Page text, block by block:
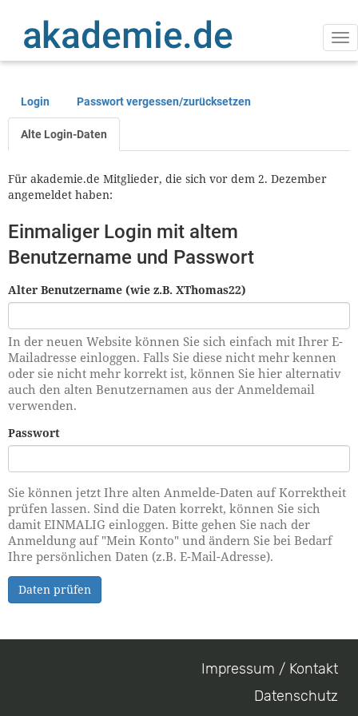
Inhalt
Primäre
Reiter
Login Passwort vergessen/zurücksetzen
Alte Login-Daten
Für akademie.de Mitglieder, die sich vor dem 2. Dezember
angemeldet haben:
Einmaliger Login mit altem
Benutzername und Passwort
Alter Benutzername (wie z.B. XThomas22)
In der neuen Website können Sie sich einfach mit Ihrer E-
Mailadresse einloggen. Falls Sie diese nicht mehr kennen
oder sie nicht mehr korrekt ist, können Sie hier alternativ
auch den alten Benutzernamen aus der Anmeldemail
verwenden.
Passwort
Sie können jetzt Ihre alten Anmelde-Daten auf Korrektheit
prüfen lassen. Sind die Daten korrekt, können Sie sich
damit EINMALIG einloggen. Bitte gehen Sie nach der
Anmeldung auf "Mein Konto" und ändern Sie bei Bedarf
Ihre persönlichen Daten (z.B. E-Mail-Adresse).
Daten prüfen
Impressum / Kontakt
Datenschutz